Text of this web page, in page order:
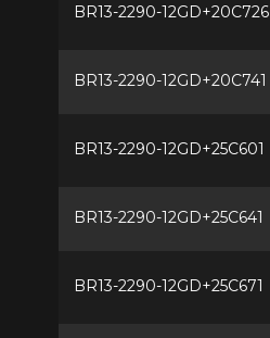
BR13-2290-12GD+20C726
BR13-2290-12GD+20C741
BR13-2290-12GD+25C601
BR13-2290-12GD+25C641
BR13-2290-12GD+25C671